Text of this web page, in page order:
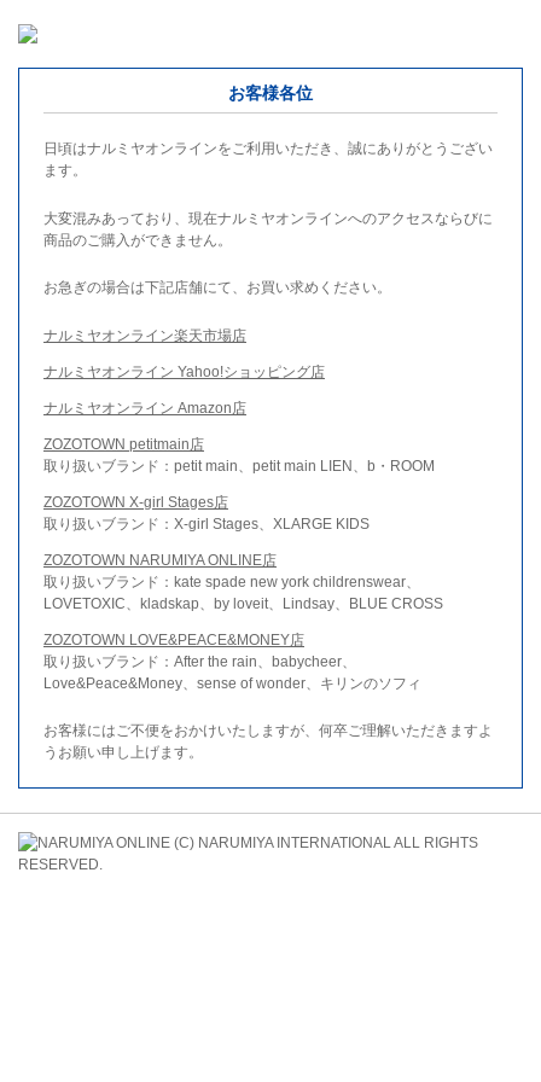
お客様各位
日頃はナルミヤオンラインをご利用いただき、誠にありがとうござい
ます。
大変混みあっており、現在ナルミヤオンラインへのアクセスならびに
商品のご購入ができません。
お急ぎの場合は下記店舗にて、お買い求めください。
ナルミヤオンライン楽天市場店
ナルミヤオンライン Yahoo!ショッピング店
ナルミヤオンライン Amazon店
ZOZOTOWN petitmain店
取り扱いブランド：petit main、petit main LIEN、b・ROOM
ZOZOTOWN X-girl Stages店
取り扱いブランド：X-girl Stages、XLARGE KIDS
ZOZOTOWN NARUMIYA ONLINE店
取り扱いブランド：kate spade new york childrenswear、
LOVETOXIC、kladskap、by loveit、Lindsay、BLUE CROSS
ZOZOTOWN LOVE&PEACE&MONEY店
取り扱いブランド：After the rain、babycheer、
Love&Peace&Money、sense of wonder、キリンのソフィ
お客様にはご不便をおかけいたしますが、何卒ご理解いただきますよ
うお願い申し上げます。